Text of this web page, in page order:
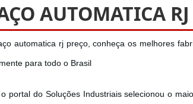
AUTOMATICA RJ
automatica rj preço, conheça os melhores
para todo o Brasil
portal do Soluções Industriais selecionou o